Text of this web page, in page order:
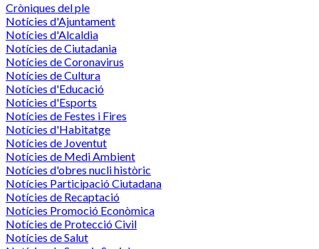
Cròniques del ple
Notícies d'Ajuntament
Notícies d'Alcaldia
Notícies de Ciutadania
Notícies de Coronavirus
Notícies de Cultura
Notícies d'Educació
Notícies d'Esports
Notícies de Festes i Fires
Notícies d'Habitatge
Notícies de Joventut
Notícies de Medi Ambient
Notícies d'obres nucli històric
Notícies Participació Ciutadana
Notícies de Recaptació
Notícies Promoció Econòmica
Notícies de Protecció Civil
Notícies de Salut